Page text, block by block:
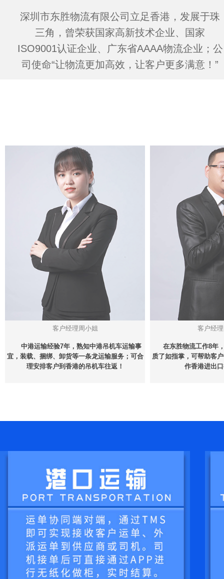
深圳市东胜物流有限公司立足香港，发展于珠
三角，曾荣获国家高新技术企业、国家
ISO9001认证企业、广东省AAAA物流企业；公
司使命“让物流更加高效，让客户更多满意！”
客户经理周小姐
中港运输经验7年，熟知中港吊机车运输事
宜，装载、捆绑、卸货等一条龙运输服务；可合
理安排客户到香港的吊机车往返！
客户经
在东胜物流工作8年
质了如指掌，可帮助客
作香港进出